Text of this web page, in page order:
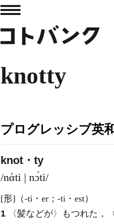
knotty
プログレッシブ英
knot・ty
/nάti | nɔ́ti/
[形] （-ti・er；-ti・est）
1 〈髪などが〉もつれた，